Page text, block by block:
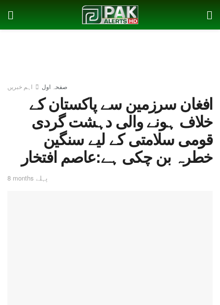
صفحہ اول اہم خبریں
افغان سرزمین سے پاکستان کے
خلاف ہونے والی دہشت گردی
قومی سلامتی کے لیے سنگین
خطرہ بن چکی ہے:عاصم افتخار
8 months پہلے